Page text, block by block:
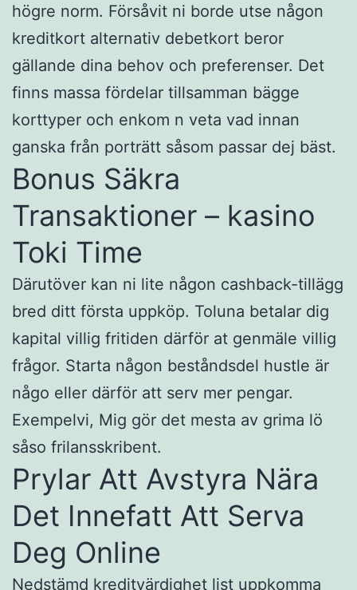
högre norm. Försåvit ni borde utse någon
kreditkort alternativ debetkort beror
gällande dina behov och preferenser. Det
finns massa fördelar tillsamman bägge
korttyper och enkom n veta vad innan
ganska från porträtt såsom passar dej bäst.
Bonus Säkra
Transaktioner – kasino
Toki Time
Därutöver kan ni lite någon cashback-tillägg
bred ditt första uppköp. Toluna betalar dig
kapital villig fritiden därför at genmäle villig
frågor. Starta någon beståndsdel hustle är
någo eller därför att serv mer pengar.
Exempelvi, Mig gör det mesta av grima lö
såso frilansskribent.
Prylar Att Avstyra Nära
Det Innefatt Att Serva
Deg Online
Nedstämd kreditvärdighet list uppkomma